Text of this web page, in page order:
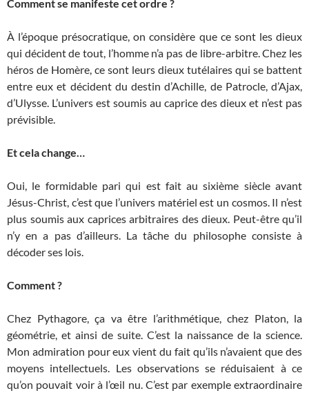
Comment se manifeste cet ordre ?
À l’époque présocratique, on considère que ce sont les dieux
qui décident de tout, l’homme n’a pas de libre-arbitre. Chez les
héros de Homère, ce sont leurs dieux tutélaires qui se battent
entre eux et décident du destin d’Achille, de Patrocle, d’Ajax,
d’Ulysse. L’univers est soumis au caprice des dieux et n’est pas
prévisible.
Et cela change…
Oui, le formidable pari qui est fait au sixième siècle avant
Jésus-Christ, c’est que l’univers matériel est un cosmos. Il n’est
plus soumis aux caprices arbitraires des dieux. Peut-être qu’il
n’y en a pas d’ailleurs. La tâche du philosophe consiste à
décoder ses lois.
Comment ?
Chez Pythagore, ça va être l’arithmétique, chez Platon, la
géométrie, et ainsi de suite. C’est la naissance de la science.
Mon admiration pour eux vient du fait qu’ils n’avaient que des
moyens intellectuels. Les observations se réduisaient à ce
qu’on pouvait voir à l’œil nu. C’est par exemple extraordinaire